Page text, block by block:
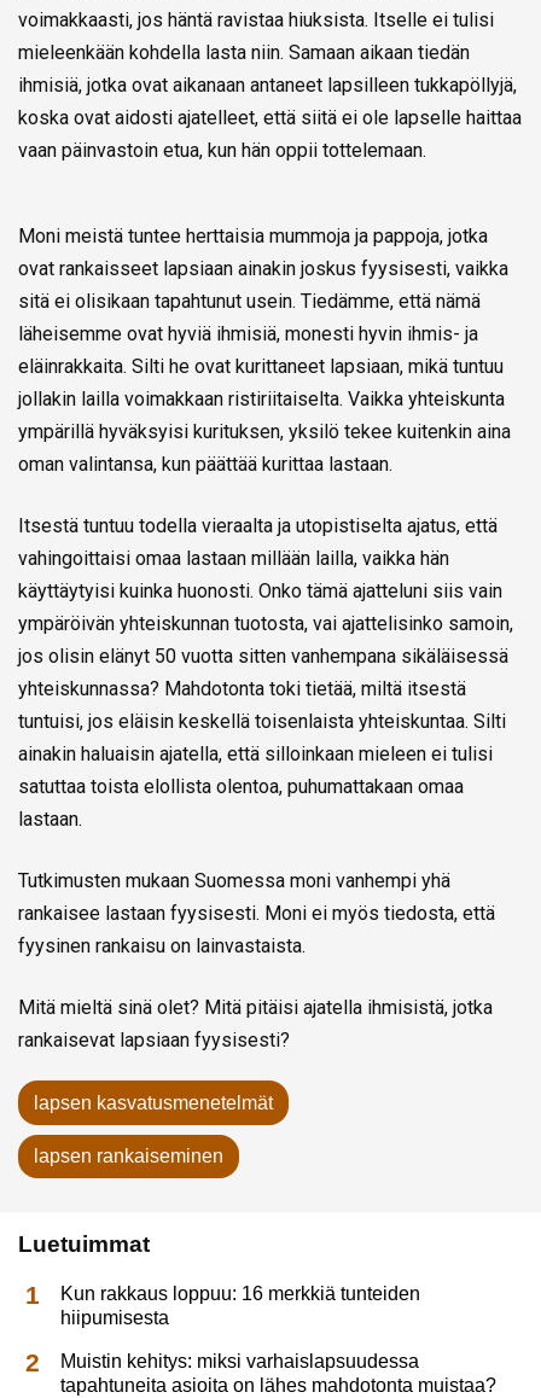
voimakkaasti, jos häntä ravistaa hiuksista. Itselle ei tulisi
mieleenkään kohdella lasta niin. Samaan aikaan tiedän
ihmisiä, jotka ovat aikanaan antaneet lapsilleen tukkapöllyjä,
koska ovat aidosti ajatelleet, että siitä ei ole lapselle haittaa
vaan päinvastoin etua, kun hän oppii tottelemaan.
Moni meistä tuntee herttaisia mummoja ja pappoja, jotka
ovat rankaisseet lapsiaan ainakin joskus fyysisesti, vaikka
sitä ei olisikaan tapahtunut usein. Tiedämme, että nämä
läheisemme ovat hyviä ihmisiä, monesti hyvin ihmis- ja
eläinrakkaita. Silti he ovat kurittaneet lapsiaan, mikä tuntuu
jollakin lailla voimakkaan ristiriitaiselta. Vaikka yhteiskunta
ympärillä hyväksyisi kurituksen, yksilö tekee kuitenkin aina
oman valintansa, kun päättää kurittaa lastaan.
Itsestä tuntuu todella vieraalta ja utopistiselta ajatus, että
vahingoittaisi omaa lastaan millään lailla, vaikka hän
käyttäytyisi kuinka huonosti. Onko tämä ajatteluni siis vain
ympäröivän yhteiskunnan tuotosta, vai ajattelisinko samoin,
jos olisin elänyt 50 vuotta sitten vanhempana sikäläisessä
yhteiskunnassa? Mahdotonta toki tietää, miltä itsestä
tuntuisi, jos eläisin keskellä toisenlaista yhteiskuntaa. Silti
ainakin haluaisin ajatella, että silloinkaan mieleen ei tulisi
satuttaa toista elollista olentoa, puhumattakaan omaa
lastaan.
Tutkimusten mukaan Suomessa moni vanhempi yhä
rankaisee lastaan fyysisesti. Moni ei myös tiedosta, että
fyysinen rankaisu on lainvastaista.
Mitä mieltä sinä olet? Mitä pitäisi ajatella ihmisistä, jotka
rankaisevat lapsiaan fyysisesti?
lapsen kasvatusmenetelmät
lapsen rankaiseminen
Luetuimmat
Kun rakkaus loppuu: 16 merkkiä tunteiden
hiipumisesta
Muistin kehitys: miksi varhaislapsuudessa
tapahtuneita asioita on lähes mahdotonta muistaa?